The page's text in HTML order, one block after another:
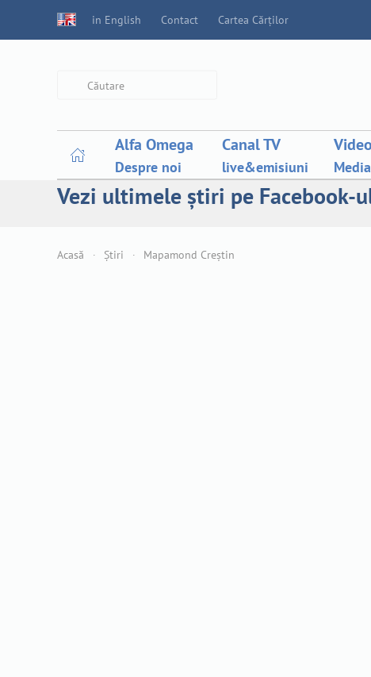
in English Contact Cartea Cărților
Alfa Omega
Despre noi
Canal TV
live&emisiuni
Video
Vezi ultimele știri pe Facebook-
Acasă Știri Mapamond Creștin